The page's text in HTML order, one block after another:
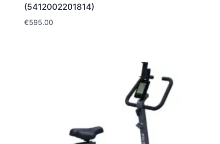
(5412002201814)
€595.00